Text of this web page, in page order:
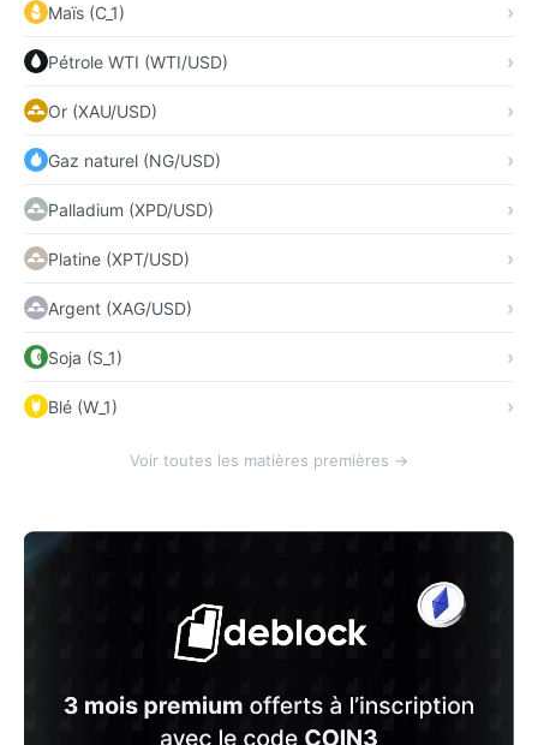
Maïs (C_1)
Pétrole WTI (WTI/USD)
Or (XAU/USD)
Gaz naturel (NG/USD)
Palladium (XPD/USD)
Platine (XPT/USD)
Argent (XAG/USD)
Soja (S_1)
Blé (W_1)
Voir toutes les matières premières →